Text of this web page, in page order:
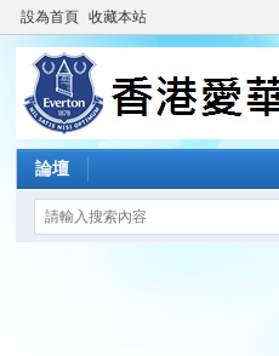
設為首頁 收藏本站
論壇